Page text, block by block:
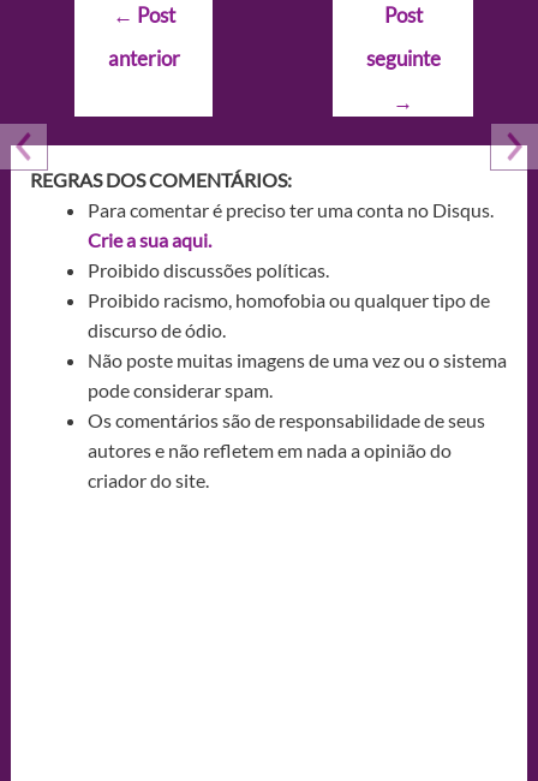
Navegação
Post
← Post
anterior
Post
seguinte
→
REGRAS DOS COMENTÁRIOS:
Para comentar é preciso ter uma conta no Disqus.
Crie a sua aqui.
Proibido discussões políticas.
Proibido racismo, homofobia ou qualquer tipo de
discurso de ódio.
Não poste muitas imagens de uma vez ou o sistema
pode considerar spam.
Os comentários são de responsabilidade de seus
autores e não refletem em nada a opinião do
criador do site.